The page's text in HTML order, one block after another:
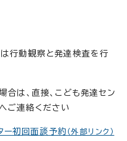
行動観察と発達検査を行
は、直接、こども発達セン
ご連絡ください
ー初回面談予約 （外部リンク）